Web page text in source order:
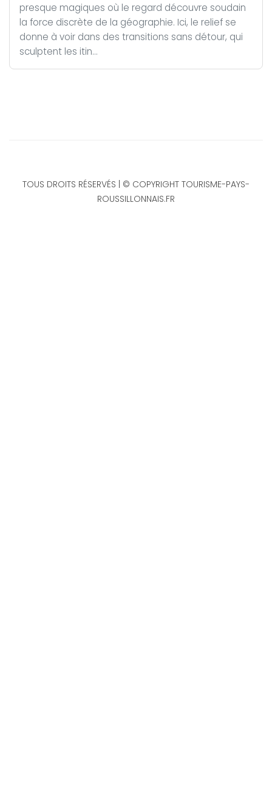
presque magiques où le regard découvre soudain
la force discrète de la géographie. Ici, le relief se
donne à voir dans des transitions sans détour, qui
sculptent les itin...
TOUS DROITS RÉSERVÉS | © COPYRIGHT TOURISME-PAYS-
ROUSSILLONNAIS.FR